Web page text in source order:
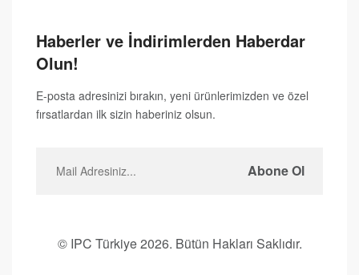
Haberler ve İndirimlerden Haberdar
Olun!
E-posta adresinizi bırakın, yeni ürünlerimizden ve özel
fırsatlardan ilk sizin haberiniz olsun.
Abone Ol
© IPC Türkiye 2026. Bütün Hakları Saklıdır.